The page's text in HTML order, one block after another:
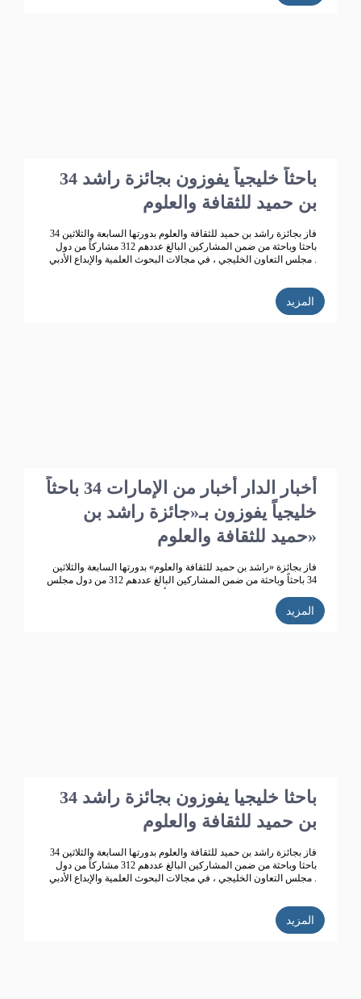
34 باحثاً خليجياً يفوزون بجائزة راشد
بن حميد للثقافة والعلوم
فاز بجائزة راشد بن حميد للثقافة والعلوم بدورتها السابعة والثلاثين 34
باحثا وباحثة من ضمن المشاركين البالغ عددهم 312 مشاركاً من دول
مجلس التعاون الخليجي ، في مجالات البحوث العلمية والإبداع الأدبي .
المزيد
أخبار الدار أخبار من الإمارات 34 باحثاً
خليجياً يفوزون بـ«جائزة راشد بن
حميد للثقافة والعلوم»
فاز بجائزة «راشد بن حميد للثقافة والعلوم» بدورتها السابعة والثلاثين
34 باحثاً وباحثة من ضمن المشاركين البالغ عددهم 312 من دول مجلس
المزيد
34 باحثا خليجيا يفوزون بجائزة راشد
بن حميد للثقافة والعلوم
فاز بجائزة راشد بن حميد للثقافة والعلوم بدورتها السابعة والثلاثين 34
باحثا وباحثة من ضمن المشاركين البالغ عددهم 312 مشاركاً من دول
مجلس التعاون الخليجي ، في مجالات البحوث العلمية والإبداع الأدبي .
المزيد